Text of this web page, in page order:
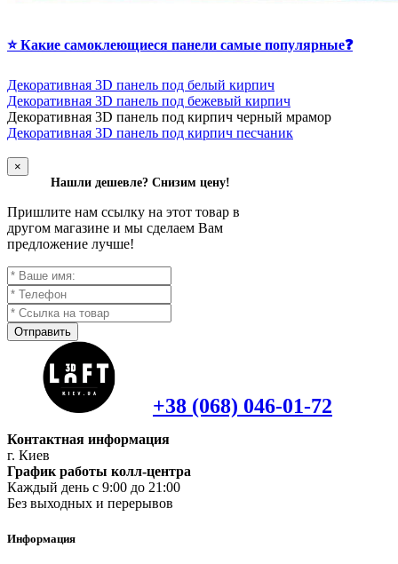
⭐ Какие самоклеющиеся панели самые популярные❓
Декоративная 3D панель под белый кирпич
Декоративная 3D панель под бежевый кирпич
Декоративная 3D панель под кирпич черный мрамор
Декоративная 3D панель под кирпич песчаник
×
Нашли дешевле? Снизим цену!
Пришлите нам ссылку на этот товар в
другом магазине и мы сделаем Вам
предложение лучше!
Отправить
+38 (068) 046-01-72
Контактная информация
г. Киев
График работы колл-центра
Каждый день с 9:00 до 21:00
Без выходных и перерывов
Информация